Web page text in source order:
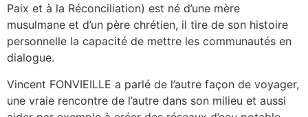
Paix et à la Réconciliation) est né d’une mère
musulmane et d’un père chrétien, il tire de son histoire
personnelle la capacité de mettre les communautés en
dialogue.
Vincent FONVIEILLE a parlé de l’autre façon de voyager,
une vraie rencontre de l’autre dans son milieu et aussi